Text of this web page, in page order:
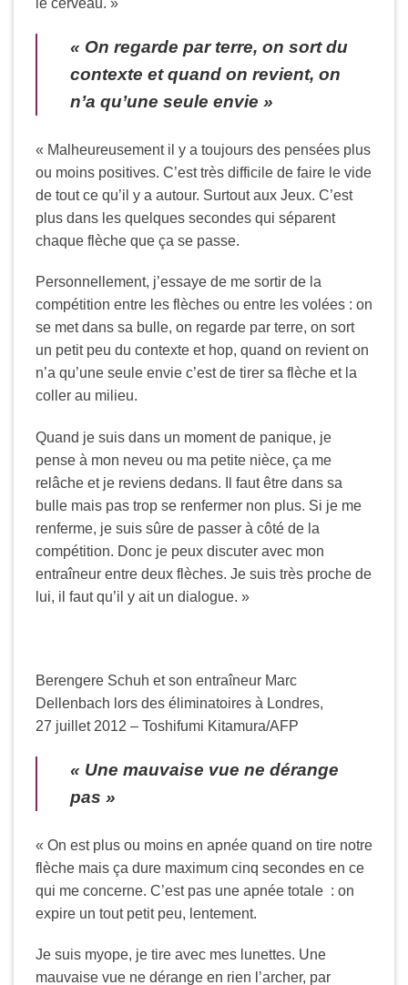
« On regarde par terre, on sort du
contexte et quand on revient, on
n’a qu’une seule envie »
« Malheureusement il y a toujours des pensées plus
ou moins positives. C’est très difficile de faire le vide
de tout ce qu’il y a autour. Surtout aux Jeux. C’est
plus dans les quelques secondes qui séparent
chaque flèche que ça se passe.
Personnellement, j’essaye de me sortir de la
compétition entre les flèches ou entre les volées : on
se met dans sa bulle, on regarde par terre, on sort
un petit peu du contexte et hop, quand on revient on
n’a qu’une seule envie c’est de tirer sa flèche et la
coller au milieu.
Quand je suis dans un moment de panique, je
pense à mon neveu ou ma petite nièce, ça me
relâche et je reviens dedans. Il faut être dans sa
bulle mais pas trop se renfermer non plus. Si je me
renferme, je suis sûre de passer à côté de la
compétition. Donc je peux discuter avec mon
entraîneur entre deux flèches. Je suis très proche de
lui, il faut qu’il y ait un dialogue. »
Berengere Schuh et son entraîneur Marc
Dellenbach lors des éliminatoires à Londres,
27 juillet 2012 – Toshifumi Kitamura/AFP
« Une mauvaise vue ne dérange
pas »
« On est plus ou moins en apnée quand on tire notre
flèche mais ça dure maximum cinq secondes en ce
qui me concerne. C’est pas une apnée totale : on
expire un tout petit peu, lentement.
Je suis myope, je tire avec mes lunettes. Une
mauvaise vue ne dérange en rien l’archer, par